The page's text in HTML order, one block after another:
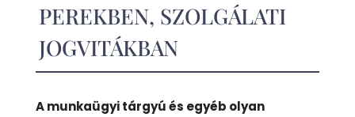
PEREKBEN, SZOLGÁLATI
JOGVITÁKBAN
A munkaügyi tárgyú és egyéb olyan